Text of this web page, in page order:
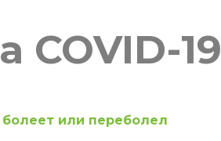
COVID-19
или переболел